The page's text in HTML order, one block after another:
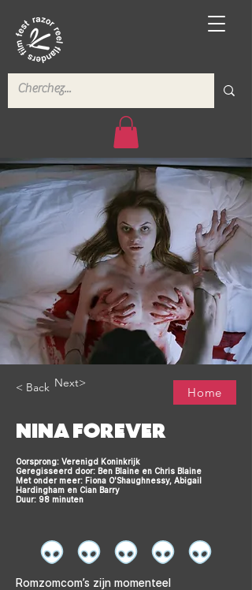
< Back Next>
Home
NINA FOREVER
Oorsprong: Verenigd Koninkrijk
Geregisseerd door: Ben Blaine en Chris Blaine
Met onder meer: Fiona O'Shaughnessy, Abigail
Hardingham en Cian Barry
Duur: 98 minuten
Romzomcom’s zijn momenteel